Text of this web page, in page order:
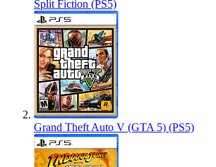
Split Fiction (PS5)
Grand Theft Auto V (GTA 5) (PS5)